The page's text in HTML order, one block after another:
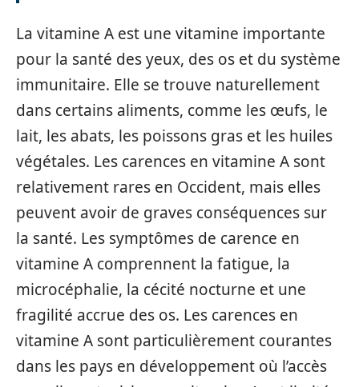
La vitamine A est une vitamine importante
pour la santé des yeux, des os et du système
immunitaire. Elle se trouve naturellement
dans certains aliments, comme les œufs, le
lait, les abats, les poissons gras et les huiles
végétales. Les carences en vitamine A sont
relativement rares en Occident, mais elles
peuvent avoir de graves conséquences sur
la santé. Les symptômes de carence en
vitamine A comprennent la fatigue, la
microcéphalie, la cécité nocturne et une
fragilité accrue des os. Les carences en
vitamine A sont particulièrement courantes
dans les pays en développement où l’accès